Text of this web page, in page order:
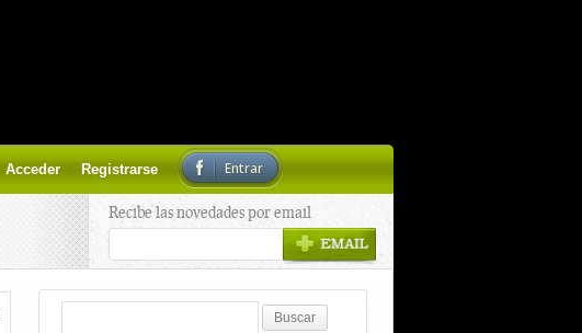
Acceder Registrarse Entrar
Recibe las novedades por email